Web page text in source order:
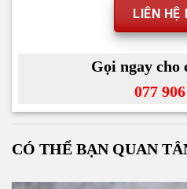
LIÊN HỆ
Gọi ngay cho
077
CÓ THỂ BẠN QUAN